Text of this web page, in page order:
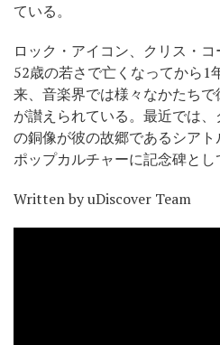
ている。
ロック・アイコン、クリス・
52歳の若さで亡くなってから1
来、音楽界では様々なかたち
が讃えられている。最近では
の銅像が彼の故郷であるシアト
ポップカルチャーに記念碑とし
Written by uDiscover Team